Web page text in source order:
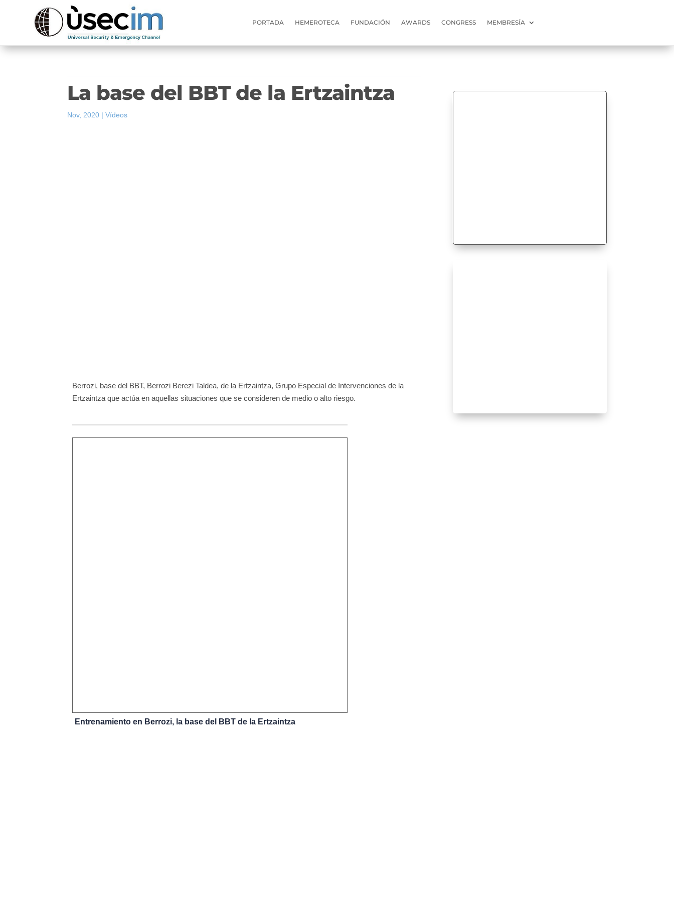
PORTADA HEMEROTECA FUNDACIÓN AWARDS CONGRESS MEMBRESÍA
La base del BBT de la Ertzaintza
Nov, 2020 |Vídeos
Berrozi, base del BBT, Berrozi Berezi Taldea, de la Ertzaintza, Grupo Especial de Intervenciones de la
Ertzaintza que actúa en aquellas situaciones que se consideren de medio o alto riesgo.
Entrenamiento en Berrozi, la base del BBT de la Ertzaintza